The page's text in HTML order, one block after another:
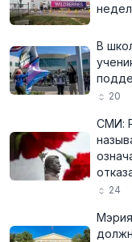
В
20
СМИ:
24